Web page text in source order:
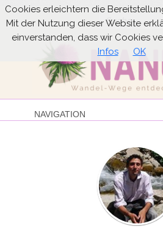
Suche
Cookies erleichtern die
Mit der Nutzung dieser Website
einverstanden, dass wir Cookies
Infos
OK